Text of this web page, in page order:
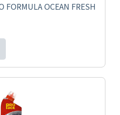
FORMULA OCEAN FRESH